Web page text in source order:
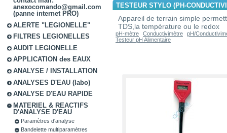
anexocomando@gmail.com
(panne internet PRO)
ALERTE "LEGIONELLE"
FILTRES LEGIONELLES
AUDIT LEGIONELLE
APPLICATION des EAUX
ANALYSE / INSTALLATION
ANALYSES D'EAU (labo)
ANALYSE D'EAU RAPIDE
MATERIEL & REACTIFS
D'ANALYSE D'EAU
Paramètres d'analyse
Bandelette multiparamètres
TESTEUR STYLO (PH-
Appareil de terrain simple
TDS,la température ou le redox
pH-mètre Conductivimètre
pH/
Testeur pH Alimentaire